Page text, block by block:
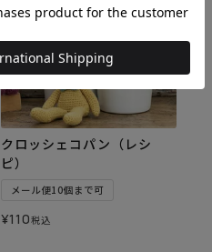
クロッシェコパン（レシ
ピ）
メール便10個まで可
¥110税込